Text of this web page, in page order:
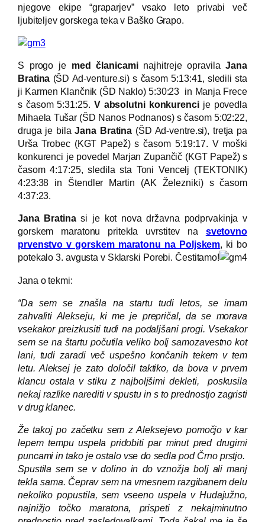
njegove ekipe “graparjev” vsako leto privabi več
ljubiteljev gorskega teka v Baško Grapo.
S progo je med članicaminajhitreje opravilaJana
Bratina (ŠD Ad-venture.si) s časom 5:13:41, sledili sta
ji Karmen Klančnik (ŠD Naklo) 5:30:23 in Manja Frece
s časom 5:31:25. V absolutni konkurencije povedla
Mihaela Tušar (ŠD Nanos Podnanos) s časom 5:02:22,
druga je bilaJana Bratina (ŠD Ad-ventre.si), tretja pa
Urša Trobec (KGT Papež) s časom 5:19:17. V moški
konkurenci je povedel Marjan Zupančič (KGT Papež) s
časom 4:17:25, sledila sta Toni Vencelj (TEKTONIK)
4:23:38 in Štendler Martin (AK Železniki) s časom
4:37:23.
Jana Bratinasi je kot nova državna podprvakinja v
gorskem maratonu pritekla uvrstitev na svetovno
prvenstvo v gorskem maratonu na Poljskem, ki bo
potekalo 3. avgusta v Sklarski Porebi. Čestitamo!
Jana o tekmi:
“Da sem se znašla na startu tudi letos, se imam
zahvaliti Alekseju, ki me je prepričal, da se morava
vsekakor preizkusiti tudi na podaljšani progi. Vsekakor
sem se na štartu počutila veliko bolj samozavestno kot
lani, tudi zaradi več uspešno končanih tekem v tem
letu. Aleksej je zato določil taktiko, da bova v prvem
klancu ostala v stiku z najboljšimi dekleti, poskusila
nekaj razlike narediti v spustu in s to prednostjo zagristi
v drug klanec.
Že takoj po začetku sem z Aleksejevo pomočjo v kar
lepem tempu uspela pridobiti par minut pred drugimi
puncami in tako je ostalo vse do sedla pod Črno prstjo.
Spustila sem se v dolino in do vznožja bolj ali manj
tekla sama. Čeprav sem na vmesnem razgibanem delu
nekoliko popustila, sem vseeno uspela v Hudajužno,
najnižjo točko maratona, prispeti z nekajminutno